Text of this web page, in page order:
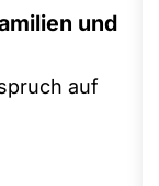
und
auf